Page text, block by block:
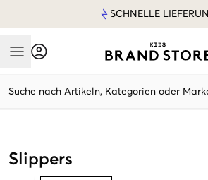
SCHNELLE
Mobile Menu
Suche nach Artikeln, Kategorien oder
Slippers